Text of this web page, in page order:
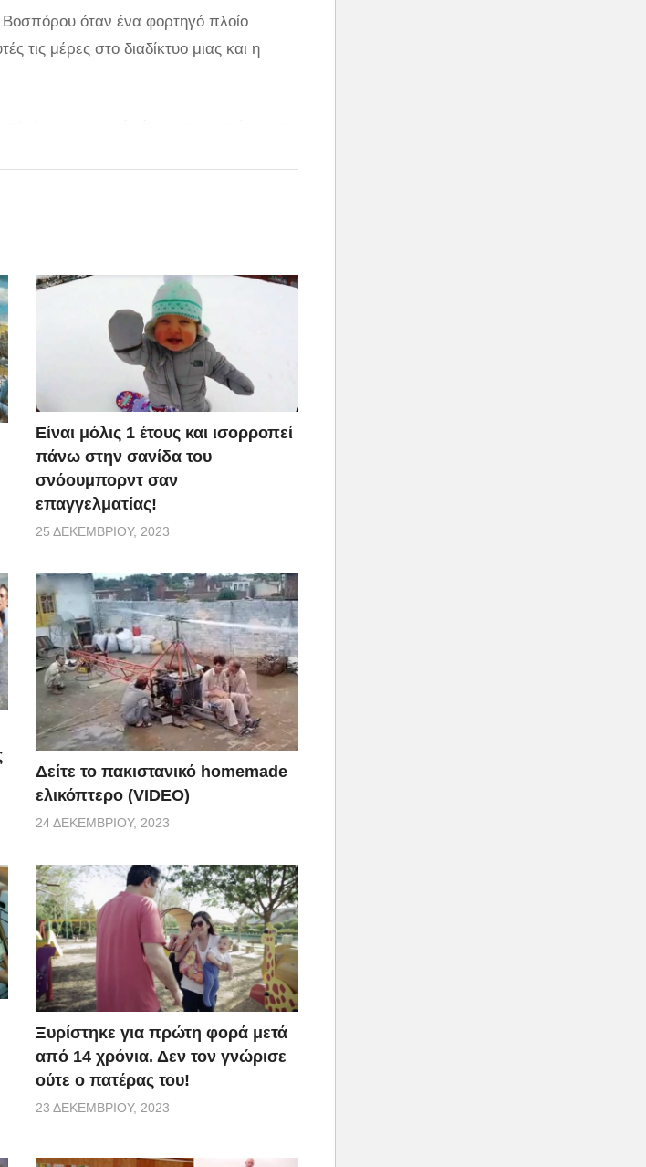
όταν ένα φορτηγό πλοίο
τις μέρες στο διαδίκτυο μιας και η
και πισινό γάιδαρου»
Είναι μόλις 1 έτους και ισορροπεί
πάνω στην σανίδα του
σνόουμπορντ σαν
επαγγελματίας!
25 ΔΕΚΕΜΒΡΊΟΥ, 2023
Δείτε το πακιστανικό homemade
ελικόπτερο (VIDEO)
24 ΔΕΚΕΜΒΡΊΟΥ, 2023
Ξυρίστηκε για πρώτη φορά μετά
από 14 χρόνια. Δεν τον γνώρισε
ούτε ο πατέρας του!
23 ΔΕΚΕΜΒΡΊΟΥ, 2023